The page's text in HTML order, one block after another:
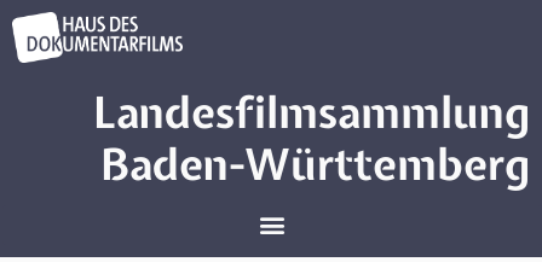
Landesfilmsammlung
Baden-Württemberg